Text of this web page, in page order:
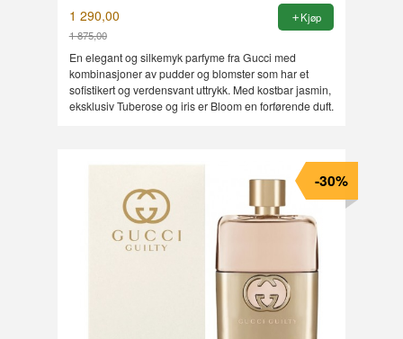
1 290,00
1 875,00
Rabatt
Kjøp
En elegant og silkemyk parfyme fra Gucci med
kombinasjoner av pudder og blomster som har et
sofistikert og verdensvant uttrykk. Med kostbar jasmin,
eksklusiv Tuberose og iris er Bloom en forførende duft.
-30%